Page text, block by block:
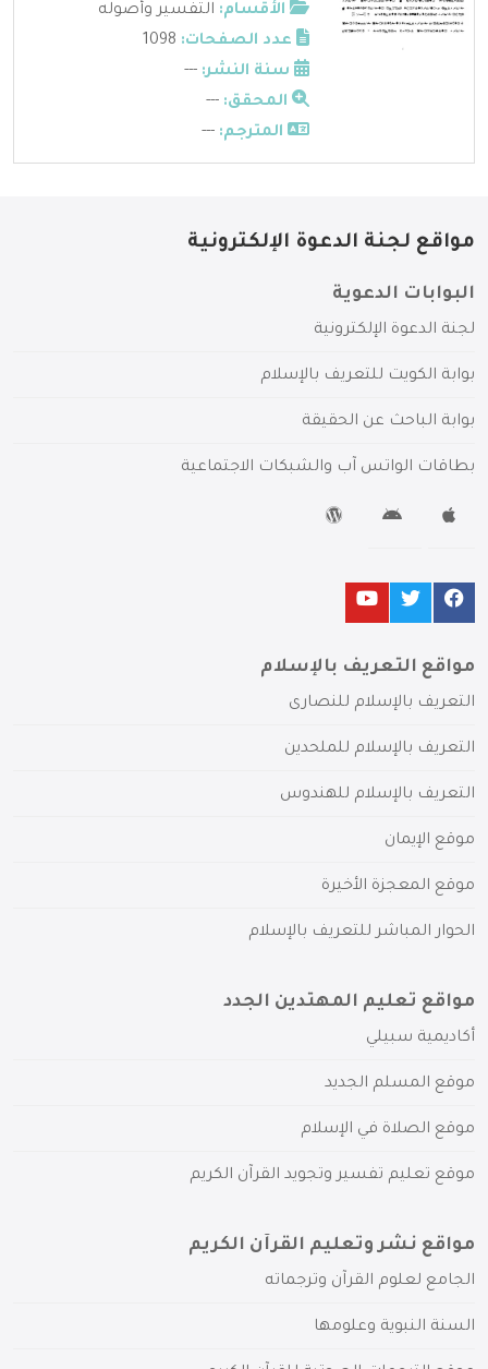
الأقسام: التفسير وأصوله
عدد الصفحات:
سنة النشر: ---
المحقق: ---
المترجم: ---
مواقع لجنة الدعوة الإلكترونية
البوابات الدعوية
لجنة الدعوة الإلكترونية
بوابة الكويت للتعريف بالإسلام
بوابة الباحث عن الحقيقة
بطاقات الواتس آب والشبكات الاجتماعية
مواقع التعريف بالإسلام
التعريف بالإسلام للنصارى
التعريف بالإسلام للملحدين
التعريف بالإسلام للهندوس
موقع الإيمان
موقع المعجزة الأخيرة
الحوار المباشر للتعريف بالإسلام
مواقع تعليم المهتدين الجدد
أكاديمية سبيلي
موقع المسلم الجديد
موقع الصلاة في الإسلام
موقع تعليم تفسير وتجويد القرآن الكريم
مواقع نشر وتعليم القرآن الكريم
الجامع لعلوم القرآن وترجماته
السنة النبوية وعلومها